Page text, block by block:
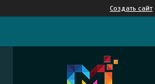
Создать сайт